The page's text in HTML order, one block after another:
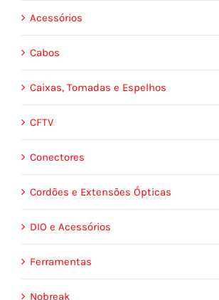
Acessórios
Cabos
Caixas, Tomadas e Espelhos
CFTV
Conectores
Cordões e Extensões Ópticas
DIO e Acessórios
Ferramentas
Nobreak